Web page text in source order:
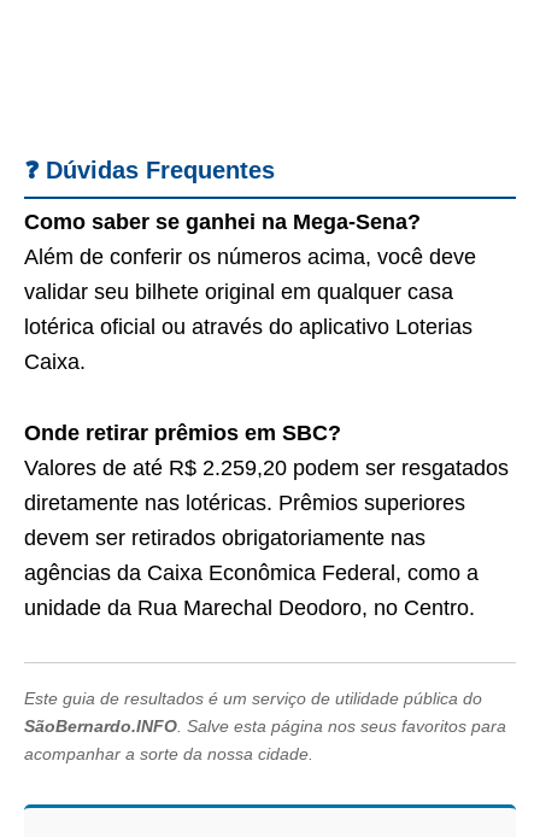
❓ Dúvidas Frequentes
Como saber se ganhei na Mega-Sena?
Além de conferir os números acima, você deve
validar seu bilhete original em qualquer casa
lotérica oficial ou através do aplicativo Loterias
Caixa.
Onde retirar prêmios em SBC?
Valores de até R$ 2.259,20 podem ser resgatados
diretamente nas lotéricas. Prêmios superiores
devem ser retirados obrigatoriamente nas
agências da Caixa Econômica Federal, como a
unidade da Rua Marechal Deodoro, no Centro.
Este guia de resultados é um serviço de utilidade pública do
SãoBernardo.INFO . Salve esta página nos seus favoritos para
acompanhar a sorte da nossa cidade.